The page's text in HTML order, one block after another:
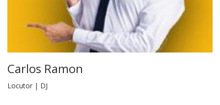
Carlos Ramon
Locutor | DJ